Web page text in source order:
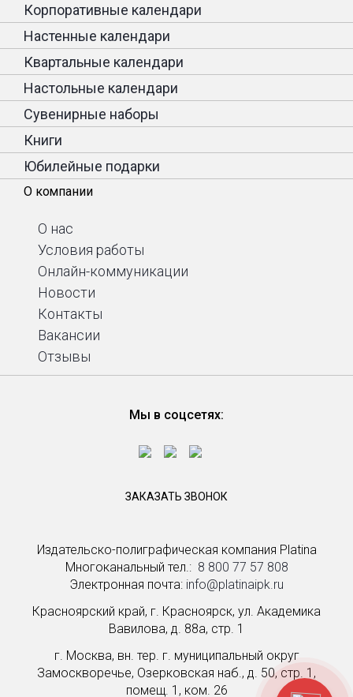
Издательско-полиграфическая компания Platina
Многоканальный тел.: ­ 8 800 77 57 808
Электронная почта: info@platinaipk.ru
Красноярский край, г. Красноярск, ул. Академика
Вавилова, д. 88а, стр. 1
г. Москва, вн. тер. г. муниципальный округ
Замоскворечье, Озерковская наб., д. 50, стр. 1,
помещ. 1, ком. 26
Корпоративные календари
Настенные календари
Квартальные календари
Настольные календари
Сувенирные наборы
Книги
Юбилейные подарки
О компании
О нас
Условия работы
Онлайн-коммуникации
Новости
Контакты
Вакансии
Отзывы
Мы в соцсетях:
ЗАКАЗАТЬ ЗВОНОК